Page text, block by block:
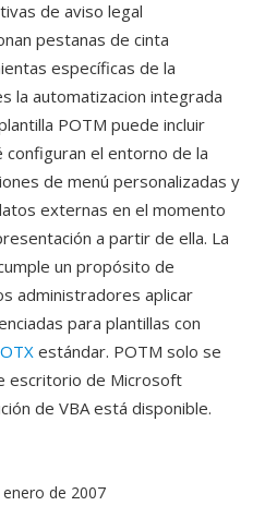
de aviso legal
pestanas de cinta
específicas de la
la automatizacion integrada
POTM puede incluir
configuran el entorno de la
de menú personalizadas y
externas en el momento
a partir de ella. La
un propósito de
administradores aplicar
para plantillas con
estándar. POTM solo se
escritorio de Microsoft
de VBA está disponible.
enero de 2007